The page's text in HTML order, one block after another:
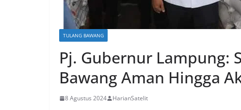
TULANG BAWANG
Pj. Gubernur Lampung:
Bawang Aman Hingga
8 Agustus 2024 HarianSatelit